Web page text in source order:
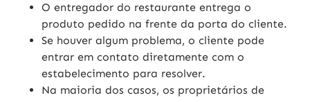
O entregador do restaurante entrega o
produto pedido na frente da porta do cliente.
Se houver algum problema, o cliente pode
entrar em contato diretamente com o
estabelecimento para resolver.
Na maioria dos casos, os proprietários de